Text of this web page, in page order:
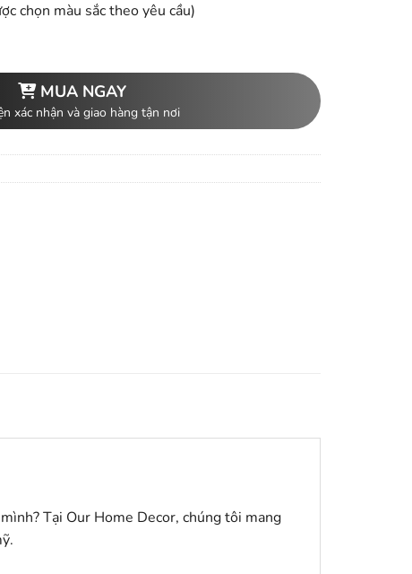
chọn màu sắc theo yêu cầu)
MUA NGAY
xác nhận và giao hàng tận nơi
Tại Our Home Decor, chúng tôi mang